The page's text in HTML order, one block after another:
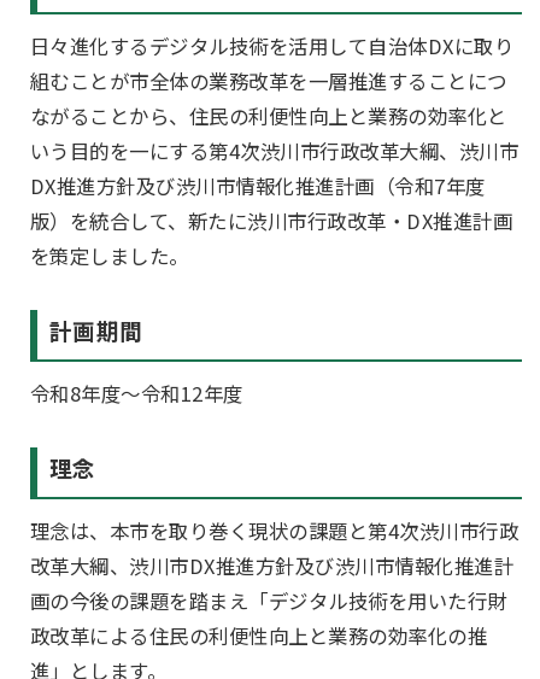
日々進化するデジタル技術を活用して自治体DXに取り
組むことが市全体の業務改革を一層推進することにつ
ながることから、住民の利便性向上と業務の効率化と
いう目的を一にする第4次渋川市行政改革大綱、渋川市
DX推進方針及び渋川市情報化推進計画（令和7年度
版）を統合して、新たに渋川市行政改革・DX推進計画
を策定しました。
計画期間
令和8年度～令和12年度
理念
理念は、本市を取り巻く現状の課題と第4次渋川市行政
改革大綱、渋川市DX推進方針及び渋川市情報化推進計
画の今後の課題を踏まえ「デジタル技術を用いた行財
政改革による住民の利便性向上と業務の効率化の推
進」とします。